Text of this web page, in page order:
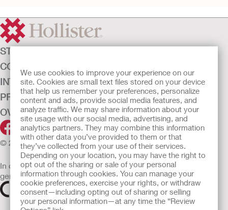
We use cookies to improve your experience on our
site. Cookies are small text files stored on your device
that help us remember your preferences, personalize
content and ads, provide social media features, and
analyze traffic. We may share information about your
site usage with our social media, advertising, and
analytics partners. They may combine this information
with other data you’ve provided to them or that
they’ve collected from your use of their services.
Depending on your location, you may have the right to
opt out of the sharing or sale of your personal
information through cookies. You can manage your
cookie preferences, exercise your rights, or withdraw
consent—including opting out of sharing or selling
your personal information—at any time the “Review
STOMAZORG
CONTINENTIEZORG
INTENSIEVE ZORG
PRODUCTEN
OVER ONS
© 2026 Hollister Incorporated
In de EU verkochte medische hulpmiddelen dienen
gemarkeerd te zijn met een van de volgende symbolen